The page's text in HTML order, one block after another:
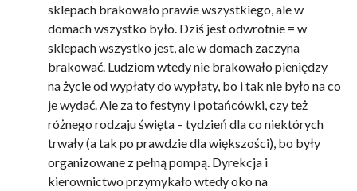
sklepach brakowało prawie wszystkiego, ale w
domach wszystko było. Dziś jest odwrotnie = w
sklepach wszystko jest, ale w domach zaczyna
brakować. Ludziom wtedy nie brakowało pieniędzy
na życie od wypłaty do wypłaty, bo i tak nie było na co
je wydać. Ale za to festyny i potańcówki, czy też
różnego rodzaju święta – tydzień dla co niektórych
trwały (a tak po prawdzie dla większości), bo były
organizowane z pełną pompą. Dyrekcja i
kierownictwo przymykało wtedy oko na